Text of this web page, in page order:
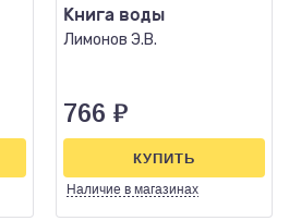
Книга воды
Лимонов Э.В.
766 ₽
Наличие в магазинах
КУПИТЬ